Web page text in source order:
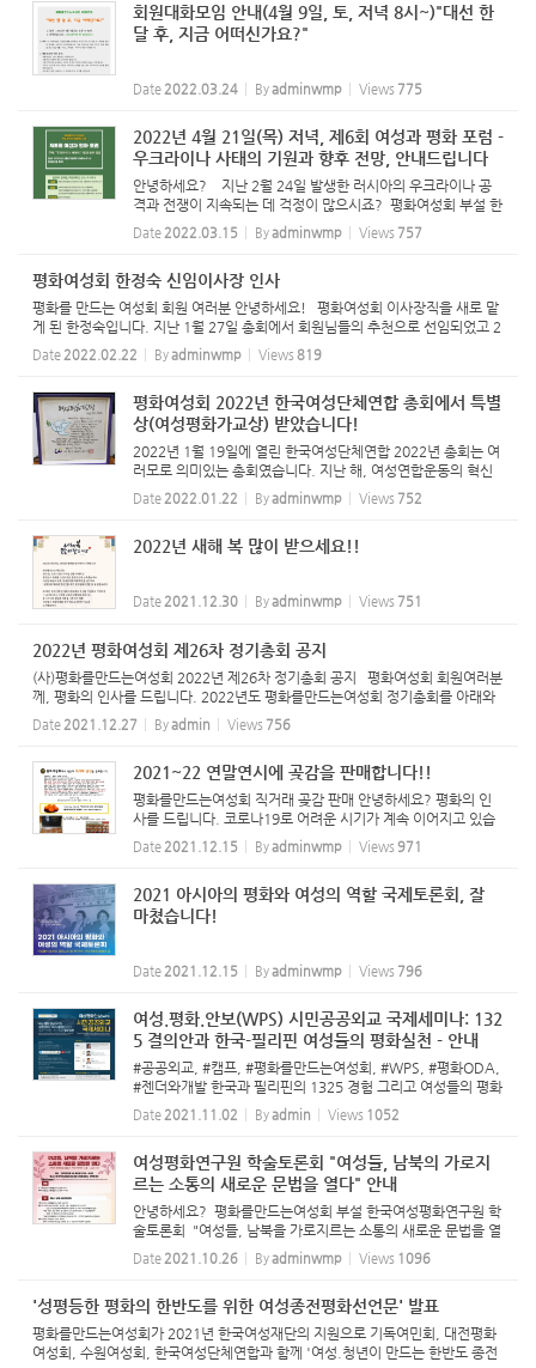
회원대화모임 안내(4월 9일, 토, 저녁 8시~)"대선 한
달 후, 지금 어떠신가요?"
Date 2022.03.24 Byadminwmp Views 775
2022년 4월 21일(목) 저녁, 제6회 여성과 평화 포럼 -
우크라이나 사태의 기원과 향후 전망, 안내드립니다
안녕하세요? 지난 2월 24일 발생한 러시아의 우크라이나 공
격과 전쟁이 지속되는 데 걱정이 많으시죠? 평화여성회 부설 한
국여성평화연구원에서 이번 사태의 기원과 향후 전망을 이해하
기 위해 4월 21일(목) 저녁, 온라인 줌으로 열리는 '여성과 평화
Date 2022.03.15 Byadminwmp Views 757
평화여성회 한정숙 신임이사장 인사
평화를 만드는 여성회 회원 여러분 안녕하세요! 평화여성회 이사장직을 새로 맡
게 된 한정숙입니다. 지난 1월 27일 총회에서 회원님들의 추천으로 선임되었고 2
월 10일 김성은 이사장님과 인수인계 절차를 가졌습니다. 이우정 선생님, 김윤옥
선생님, 정현백...
Date 2022.02.22 Byadminwmp Views 819
평화여성회 2022년 한국여성단체연합 총회에서 특별
상(여성평화가교상) 받았습니다!
2022년 1월 19일에 열린 한국여성단체연합 2022년 총회는 여
러모로 의미있는 총회였습니다. 지난 해, 여성연합운동의 혁신
을 위한 뼈를 깍는 노력의 결과물이 2022년 사업계획안으로 제
안되었고, 또 공석이었던 두 분의 대표님도 새로 취임하셨습니
Date 2022.01.22 Byadminwmp Views 752
2022년 새해 복 많이 받으세요!!
Date 2021.12.30 Byadminwmp Views 751
2022년 평화여성회 제26차 정기총회 공지
(사)평화를만드는여성회 2022년 제26차 정기총회 공지 평화여성회 회원여러분
께, 평화의 인사를 드립니다. 2022년도 평화를만드는여성회 정기총회를 아래와
같은 일정으로 열고자 합니다. 모든 회원들의 마음을 모으는 자리가 될 수 있도록
꼭 참석하셔서 우...
Date 2021.12.27 Byadmin Views 756
2021~22 연말연시에 곶감을 판매합니다!!
평화를만드는여성회 직거래 곶감 판매 안녕하세요? 평화의 인
사를 드립니다. 코로나19로 어려운 시기가 계속 이어지고 있습
니다. 평화여성회가 올해도 재정마련 사업의 일환으로, 달달하
고 쫄깃한 함양곶감을 판매합니다. 매년 소개 해 드리는 함양곶
Date 2021.12.15 Byadminwmp Views 971
2021 아시아의 평화와 여성의 역할 국제토론회, 잘
마쳤습니다!
Date 2021.12.15 Byadminwmp Views 796
여성.평화.안보(WPS) 시민공공외교 국제세미나: 132
5 결의안과 한국-필리핀 여성들의 평화실천 - 안내
#공공외교, #캠프, #평화를만드는여성회, #WPS, #평화ODA,
#젠더와개발 한국과 필리핀의 1325 경험 그리고 여성들의 평화
실천은? ☞ 참가등록하기: https://bit.ly/3nSp5hw <여성평화
안보(WPS) 시민공공외교 국제세미나> *일자: 2021년 11월 1
Date 2021.11.02 Byadmin Views 1052
여성평화연구원 학술토론회 "여성들, 남북의 가로지
르는 소통의 새로운 문법을 열다" 안내
안녕하세요? 평화를만드는여성회 부설 한국여성평화연구원 학
술토론회 "여성들, 남북을 가로지르는 소통의 새로운 문법을 열
다. - 여성의 평화통일 활동과 시민사회와의 소통.공감 노력"이
열립니다. 많은 관심과 참여 부탁드립니다. o 일시 : 2021년 1
Date 2021.10.26 Byadminwmp Views 1096
'성평등한 평화의 한반도를 위한 여성종전평화선언문' 발표
평화를만드는여성회가 2021년 한국여성재단의 지원으로 기독여민회, 대전평화
여성회, 수원여성회, 한국여성단체연합과 함께 '여성.청년이 만드는 한반도 종전